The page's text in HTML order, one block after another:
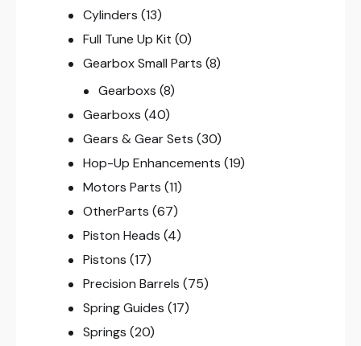
Cylinders (13)
Full Tune Up Kit (0)
Gearbox Small Parts (8)
Gearboxs (8)
Gearboxs (40)
Gears & Gear Sets (30)
Hop-Up Enhancements (19)
Motors Parts (11)
OtherParts (67)
Piston Heads (4)
Pistons (17)
Precision Barrels (75)
Spring Guides (17)
Springs (20)